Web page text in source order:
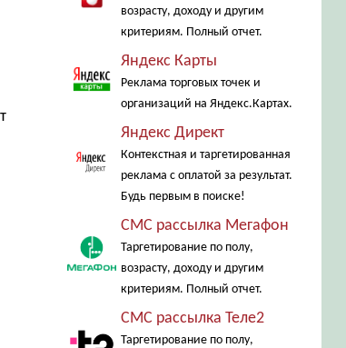
возрасту, доходу и другим
критериям. Полный отчет.
Яндекс Карты
Реклама торговых точек и
организаций на Яндекс.Картах.
Яндекс Директ
Контекстная и таргетированная
реклама с оплатой за результат.
Будь первым в поиске!
СМС рассылка Мегафон
Таргетирование по полу,
возрасту, доходу и другим
критериям. Полный отчет.
СМС рассылка Теле2
Таргетирование по полу,